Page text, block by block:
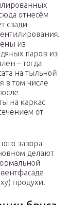
отнесём
сзади
из
паров из
– тогда
на тыльной
в том числе
на каркас
от
зазора
делают
продухи.